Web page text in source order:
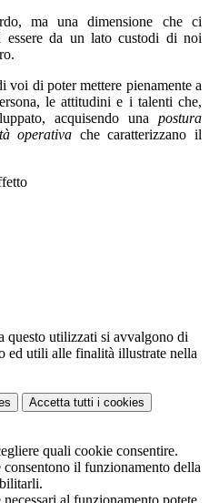
ma una dimensione che ci
essere da un lato custodi di noi
voi di poter mettere pienamente a
le attitudini e i talenti che,
acquisendo una postura
operativa che caratterizzano il
questo utilizzati si avvalgono di
ed utili alle finalità illustrate nella
Accetta tutti i cookies
quali cookie consentire.
il funzionamento della